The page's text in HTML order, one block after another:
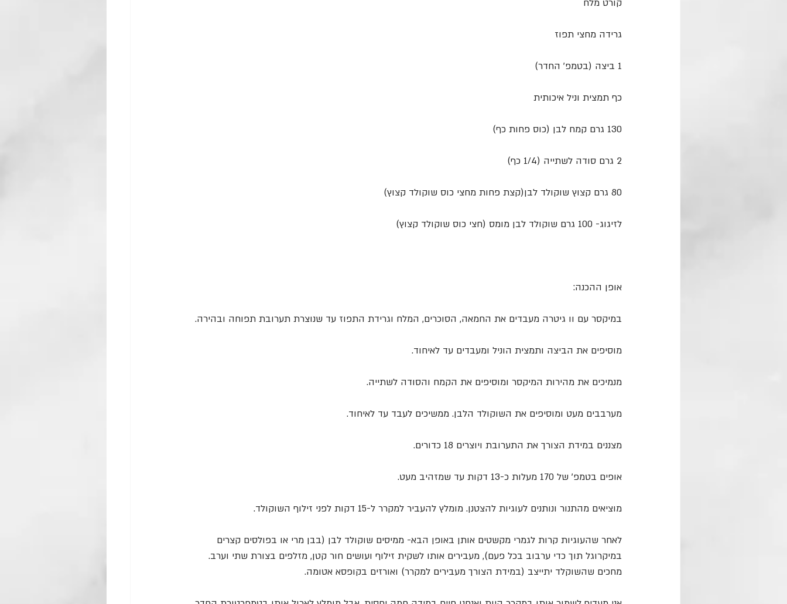
קורט מלח
גרידה מחצי תפוז
1 ביצה (בטמפ׳ החדר)
כף תמצית וניל איכותית
130 גרם קמח לבן (כוס פחות כף)
2 גרם סודה לשתייה (1/4 כף)
80 גרם קצוץ שוקולד לבן(קצת פחות מחצי כוס שוקולד קצוץ)
לזיגוג- 100 גרם שוקולד לבן מומס (חצי כוס שוקולד קצוץ)
אופן ההכנה:
במיקסר עם וו גיטרה מעבדים את החמאה, הסוכרים, המלח וגרידת התפוז עד שנוצרת תערובת תפוחה ובהירה.
מוסיפים את הביצה ותמצית הוניל ומעבדים עד לאיחוד.
מנמיכים את מהירות המיקסר ומוסיפים את הקמח והסודה לשתייה.
מערבבים מעט ומוסיפים את השוקולד הלבן. ממשיכים לעבד עד לאיחוד.
מצננים במידת הצורך את התערובת ויוצרים 18 כדורים.
אופים בטמפ׳ של 170 מעלות כ-13 דקות עד שמזהיב מעט.
מוציאים מהתנור ונותנים לעוגיות להצטנן. מומלץ להעביר למקרר ל-15 דקות לפני זילוף השוקולד.
לאחר שהעוגיות קרות לגמרי מקשטים אותן באופן הבא- ממיסים שוקולד לבן (בבן מרי או בפולסים קצרים
במיקרוגל תוך כדי ערבוב בכל פעם), מעבירים אותו לשקית זילוף ועושים חור קטן, מזלפים בצורת שתי וערב.
מחכים שהשוקלד יתייצב (במידת הצורך מעבירים למקרר) ואורזים בקופסא אטומה.